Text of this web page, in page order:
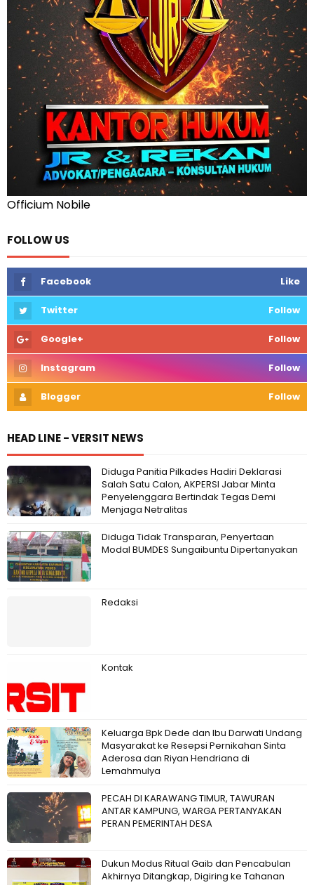
Officium Nobile
FOLLOW US
Facebook Like
Twitter Follow
Google+ Follow
Instagram Follow
Blogger Follow
HEAD LINE - VERSIT NEWS
Diduga Panitia Pilkades Hadiri Deklarasi
Salah Satu Calon, AKPERSI Jabar Minta
Penyelenggara Bertindak Tegas Demi
Menjaga Netralitas
Diduga Tidak Transparan, Penyertaan
Modal BUMDES Sungaibuntu Dipertanyakan
Redaksi
Kontak
Keluarga Bpk Dede dan Ibu Darwati Undang
Masyarakat ke Resepsi Pernikahan Sinta
Aderosa dan Riyan Hendriana di
Lemahmulya
PECAH DI KARAWANG TIMUR, TAWURAN
ANTAR KAMPUNG, WARGA PERTANYAKAN
PERAN PEMERINTAH DESA
Dukun Modus Ritual Gaib dan Pencabulan
Akhirnya Ditangkap, Digiring ke Tahanan